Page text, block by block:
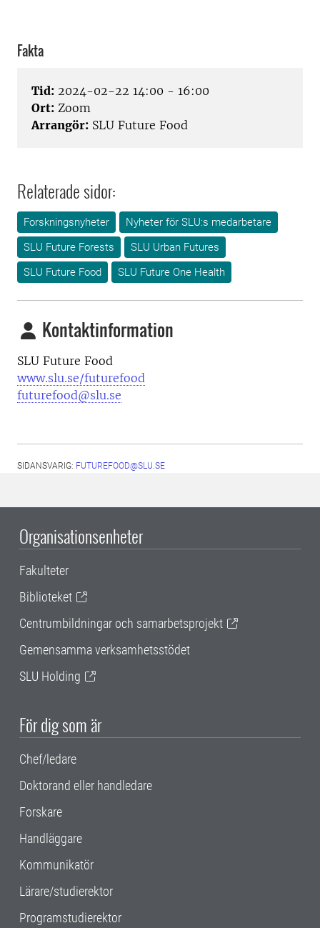
Fakta
Tid: 2024-02-22 14:00 - 16:00
Ort: Zoom
Arrangör: SLU Future Food
Relaterade sidor:
Forskningsnyheter
Nyheter för SLU:s medarbetare
SLU Future Forests
SLU Urban Futures
SLU Future Food
SLU Future One Health
Kontaktinformation
SLU Future Food
www.slu.se/futurefood
futurefood@slu.se
SIDANSVARIG: FUTUREFOOD@SLU.SE
Organisationsenheter
Fakulteter
Biblioteket
Centrumbildningar och samarbetsprojekt
Gemensamma verksamhetsstödet
SLU Holding
För dig som är
Chef/ledare
Doktorand eller handledare
Forskare
Handläggare
Kommunikatör
Lärare/studierektor
Programstudierektor